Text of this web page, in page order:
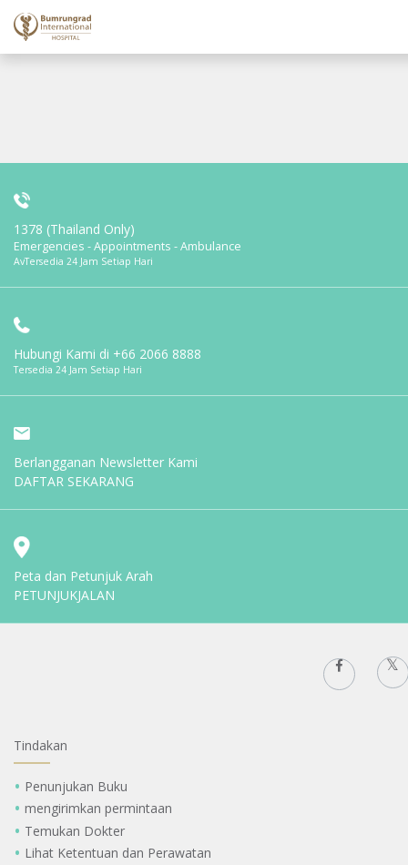
1378 (Thailand Only)
Emergencies - Appointments - Ambulance
AvTersedia 24 Jam Setiap Hari
Hubungi Kami di +66 2066 8888
Tersedia 24 Jam Setiap Hari
Berlangganan Newsletter Kami
DAFTAR SEKARANG
Peta dan Petunjuk Arah
PETUNJUKJALAN
Tindakan
Penunjukan Buku
mengirimkan permintaan
Temukan Dokter
Lihat Ketentuan dan Perawatan